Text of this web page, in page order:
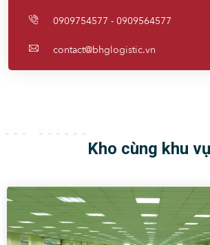
0909754577 - 0909564577
contact@bhglogistic.vn
Kho cùng khu